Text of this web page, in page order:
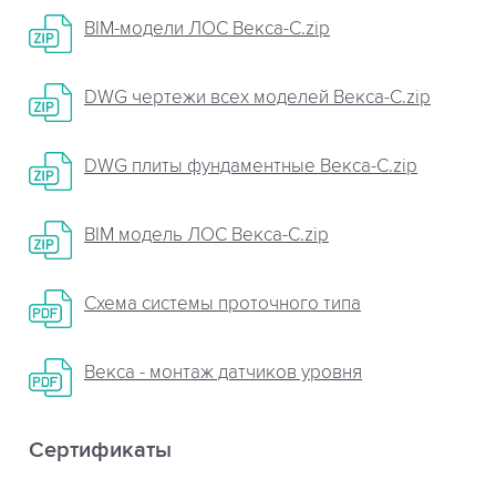
BIM-модели ЛОС Векса-С.zip
DWG чертежи всех моделей Векса-C.zip
DWG плиты фундаментные Векса-С.zip
BIM модель ЛОС Векса-С.zip
Схема системы проточного типа
Векса - монтаж датчиков уровня
Сертификаты